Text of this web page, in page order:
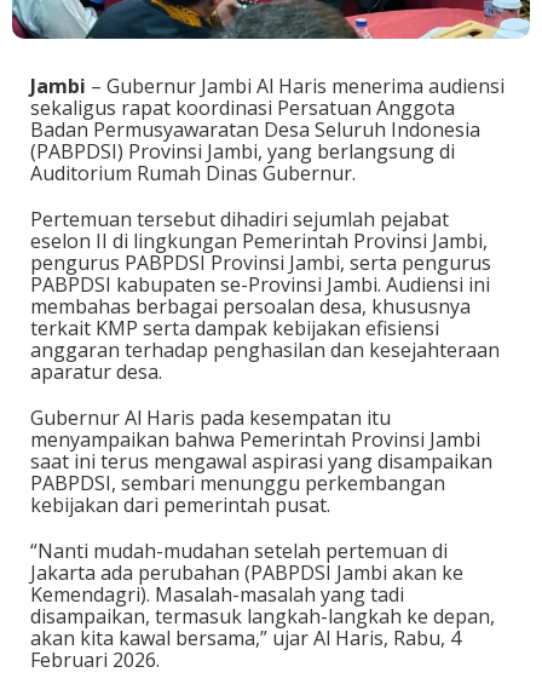
Jambi – Gubernur Jambi Al Haris menerima audiensi
sekaligus rapat koordinasi Persatuan Anggota
Badan Permusyawaratan Desa Seluruh Indonesia
(PABPDSI) Provinsi Jambi, yang berlangsung di
Auditorium Rumah Dinas Gubernur.
Pertemuan tersebut dihadiri sejumlah pejabat
eselon II di lingkungan Pemerintah Provinsi Jambi,
pengurus PABPDSI Provinsi Jambi, serta pengurus
PABPDSI kabupaten se-Provinsi Jambi. Audiensi ini
membahas berbagai persoalan desa, khususnya
terkait KMP serta dampak kebijakan efisiensi
anggaran terhadap penghasilan dan kesejahteraan
aparatur desa.
Gubernur Al Haris pada kesempatan itu
menyampaikan bahwa Pemerintah Provinsi Jambi
saat ini terus mengawal aspirasi yang disampaikan
PABPDSI, sembari menunggu perkembangan
kebijakan dari pemerintah pusat.
“Nanti mudah-mudahan setelah pertemuan di
Jakarta ada perubahan (PABPDSI Jambi akan ke
Kemendagri). Masalah-masalah yang tadi
disampaikan, termasuk langkah-langkah ke depan,
akan kita kawal bersama,” ujar Al Haris, Rabu, 4
Februari 2026.